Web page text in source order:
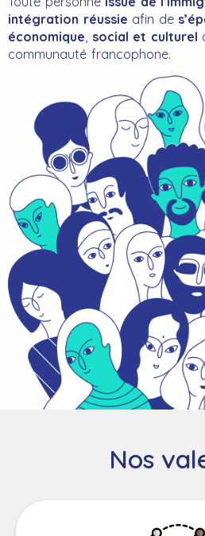
intégration réussie afin de
économique, social et culturel
communauté francophone.
Nos